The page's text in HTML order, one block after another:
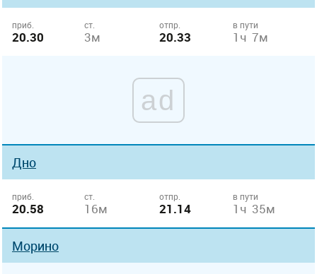
приб.
20.30
ст.
3м
отпр.
20.33
в пути
1ч 7м
ad
Дно
приб.
20.58
ст.
16м
отпр.
21.14
в пути
1ч 35м
Морино